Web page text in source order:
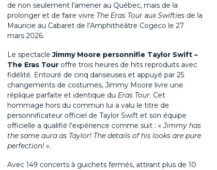
de non seulement l’amener au Québec, mais de la
prolonger et de faire vivre The Eras Tour aux Swifties de la
Mauricie au Cabaret de l’Amphithéâtre Cogeco le 27
mars 2026.
Le spectacleJimmy Moore personnifie Taylor Swift –
The Eras Tour offre trois heures de hits reproduits avec
fidélité. Entouré de cinq danseuses et appuyé par 25
changements de costumes, Jimmy Moore livre une
réplique parfaite et identique du Eras Tour. Cet
hommage hors du commun lui a valu le titre de
personnificateur officiel de Taylor Swift et son équipe
officielle a qualifié l’expérience comme suit : «Jimmy has
the same aura as Taylor! The details of his looks are pure
perfection! ».
Avec 149 concerts à guichets fermés, attirant plus de 10